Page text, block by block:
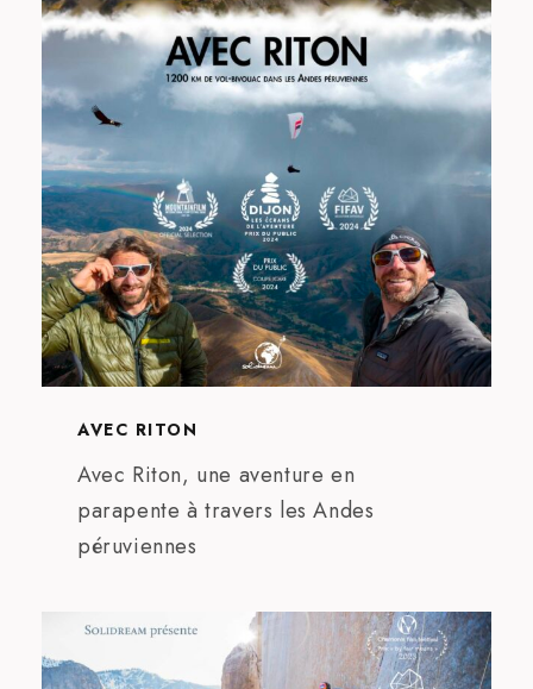
Avec Riton
AVEC RITON
Avec Riton, une aventure en
parapente à travers les Andes
péruviennes